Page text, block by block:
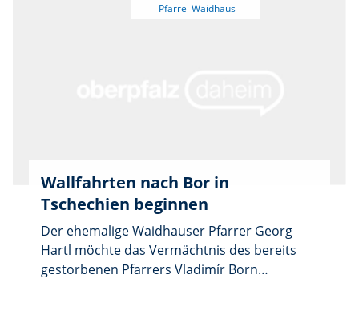
Pfarreiengemeinschaft Pleystein, Waidhaus,
Pfarrei Waidhaus
Wallfahrten nach Bor in
Tschechien beginnen
Der ehemalige Waidhauser Pfarrer Georg
Hartl möchte das Vermächtnis des bereits
gestorbenen Pfarrers Vladimír Born